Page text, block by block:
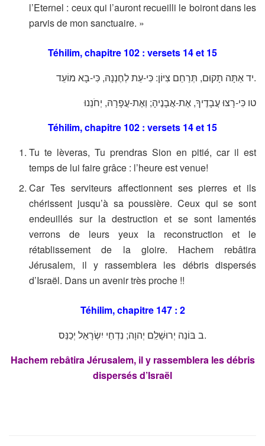
l’Eternel : ceux qui l’auront recueilli le boiront dans les
parvis de mon sanctuaire. »
Téhilim, chapitre 102 : versets 14 et 15
יד אַתָּה תָקוּם, תְּרַחֵם צִיּוֹן: כִּי-עֵת לְחֶנְנָהּ, כִּי-בָא מוֹעֵד.
טו כִּי-רָצוּ עֲבָדֶיךָ, אֶת-אֲבָנֶיהָ; וְאֶת-עֲפָרָהּ, יְחֹנֵנוּ
Téhilim, chapitre 102 : versets 14 et 15
Tu te lèveras, Tu prendras Sion en pitié, car il est
temps de lui faire grâce : l’heure est venue!
Car Tes serviteurs affectionnent ses pierres et ils
chérissent jusqu’à sa poussière. Ceux qui se sont
endeuillés sur la destruction et se sont lamentés
verrons de leurs yeux la reconstruction et le
rétablissement de la gloire. Hachem rebâtira
Jérusalem, il y rassemblera les débris dispersés
d’Israël. Dans un avenir très proche !!
Téhilim, chapitre 147 : 2
ב בּוֹנֵה יְרוּשָׁלִַם יְהוָה; נִדְחֵי יִשְׂרָאֵל יְכַנֵּס.
Hachem rebâtira Jérusalem, il y rassemblera les débris
dispersés d’Israël